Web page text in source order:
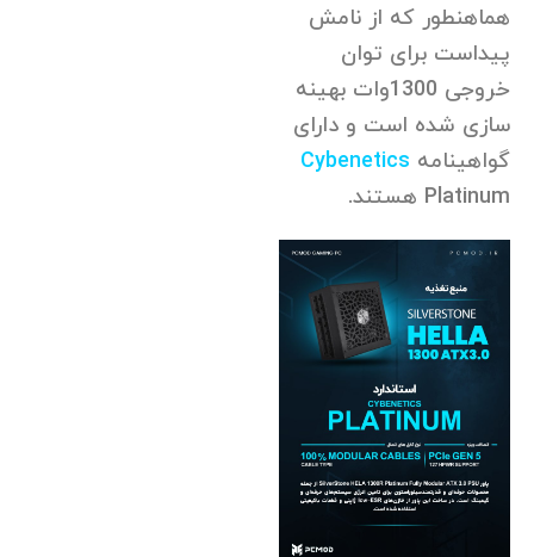
هماهنطور که از نامش
پیداست برای توان
خروجی 1300وات بهینه
سازی شده است و دارای
گواهینامه Cybenetics
Platinum هستند.